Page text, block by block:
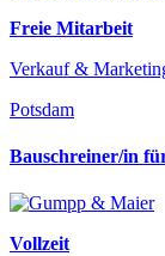
Freie Mitarbeit
Verkauf &
Potsdam
Bauschreiner/in
Vollzeit